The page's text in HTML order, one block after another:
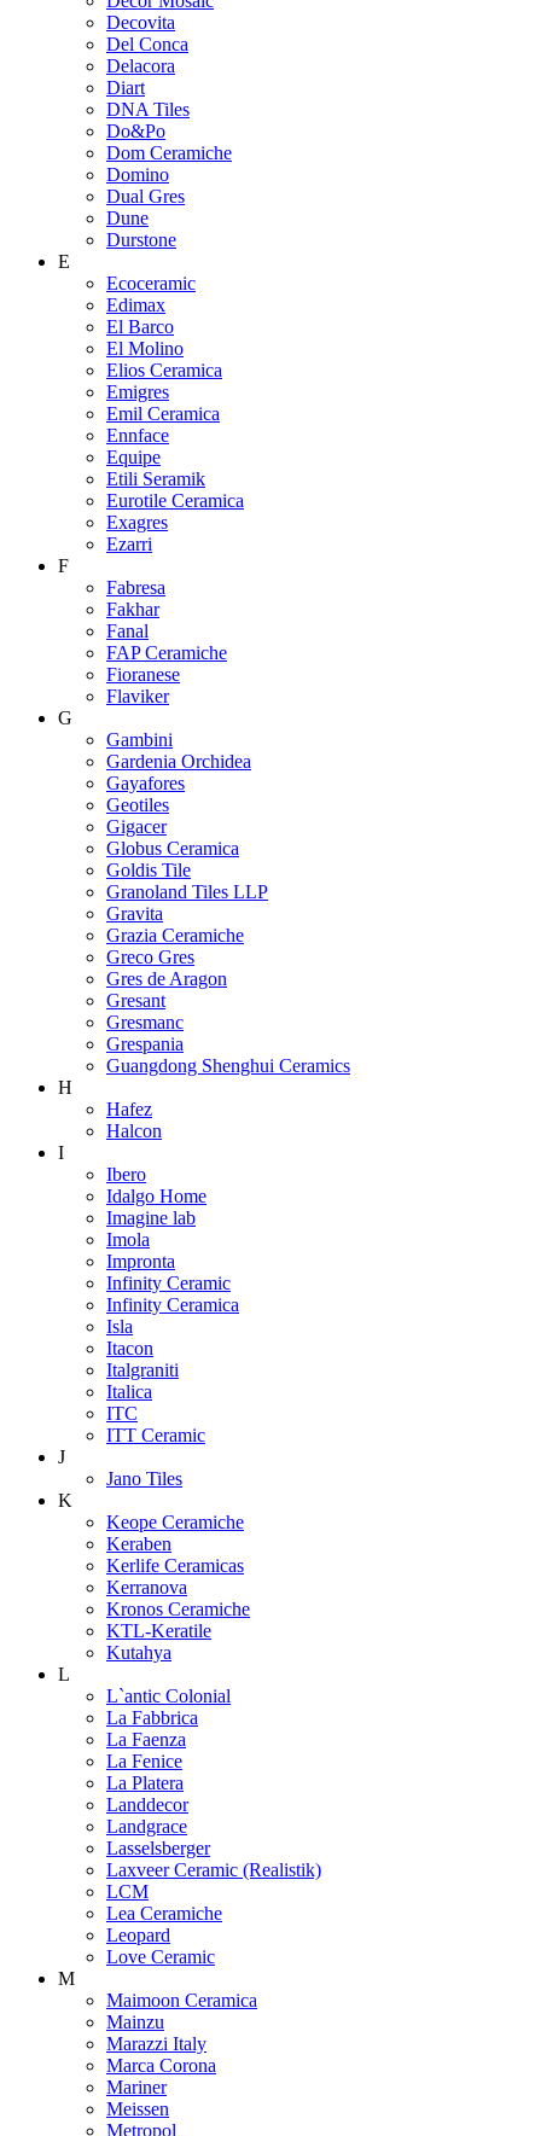
Decovita
Del Conca
Delacora
Diart
DNA Tiles
Do&Po
Dom Ceramiche
Domino
Dual Gres
Dune
Durstone
E
Ecoceramic
Edimax
El Barco
El Molino
Elios Ceramica
Emigres
Emil Ceramica
Ennface
Equipe
Etili Seramik
Eurotile Ceramica
Exagres
Ezarri
F
Fabresa
Fakhar
Fanal
FAP Ceramiche
Fioranese
Flaviker
G
Gambini
Gardenia Orchidea
Gayafores
Geotiles
Gigacer
Globus Ceramica
Goldis Tile
Granoland Tiles LLP
Gravita
Grazia Ceramiche
Greco Gres
Gres de Aragon
Gresant
Gresmanc
Grespania
Guangdong Shenghui Ceramics
H
Hafez
Halcon
I
Ibero
Idalgo Home
Imagine lab
Imola
Impronta
Infinity Ceramic
Infinity Ceramica
Isla
Itacon
Italgraniti
Italica
ITC
ITT Ceramic
J
Jano Tiles
K
Keope Ceramiche
Keraben
Kerlife Ceramicas
Kerranova
Kronos Ceramiche
KTL-Keratile
Kutahya
L
L`antic Colonial
La Fabbrica
La Faenza
La Fenice
La Platera
Landdecor
Landgrace
Lasselsberger
Laxveer Ceramic (Realistik)
LCM
Lea Ceramiche
Leopard
Love Ceramic
M
Maimoon Ceramica
Mainzu
Marazzi Italy
Marca Corona
Mariner
Meissen
Metropol